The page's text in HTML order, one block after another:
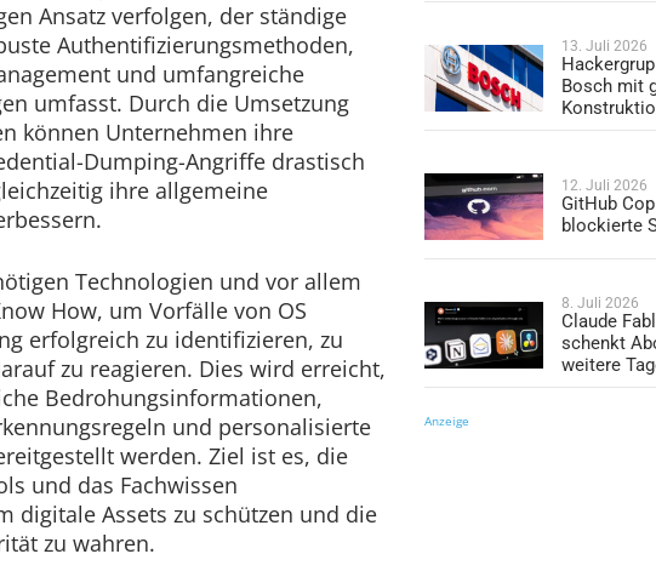
Ansatz verfolgen, der ständige
Authentifizierungsmethoden,
und umfangreiche
umfasst. Durch die Umsetzung
können Unternehmen ihre
Dumping-Angriffe drastisch
ihre allgemeine
Technologien und vor allem
How, um Vorfälle von OS
erfolgreich zu identifizieren, zu
zu reagieren. Dies wird erreicht,
Bedrohungsinformationen,
und personalisierte
werden. Ziel ist es, die
und das Fachwissen
digitale Assets zu schützen und die
zu wahren.
13. Juli 2026
Bosch mit
12. Juli 2026
GitHub
blockierte
8. Juli 2026
Claude
schenkt
weitere
Anzeige